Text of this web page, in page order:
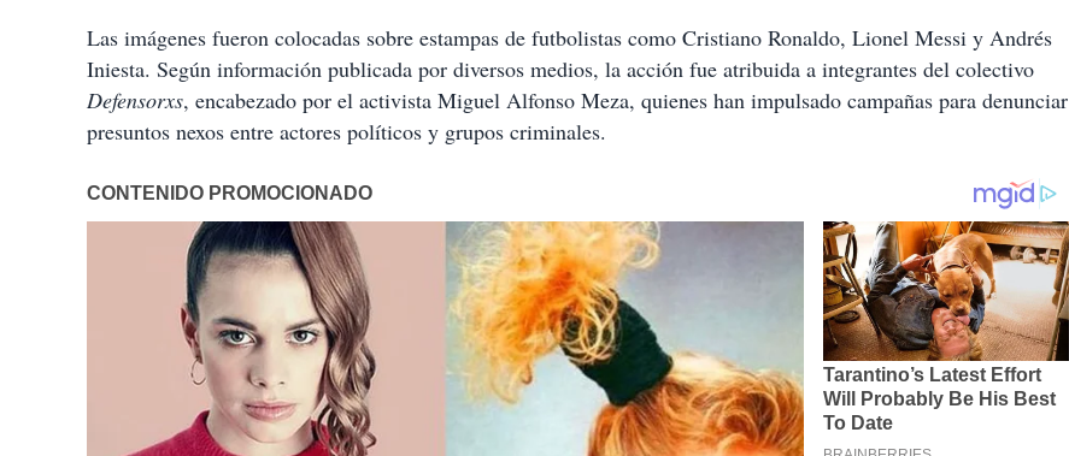
Las imágenes fueron colocadas sobre estampas de futbolistas como Cristiano Ronaldo, Lionel Messi y Andrés
Iniesta. Según información publicada por diversos medios, la acción fue atribuida a integrantes del colectivo
Defensorxs, encabezado por el activista Miguel Alfonso Meza, quienes han impulsado campañas para denunciar
presuntos nexos entre actores políticos y grupos criminales.